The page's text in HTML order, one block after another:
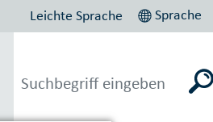
Leichte Sprache Sprache